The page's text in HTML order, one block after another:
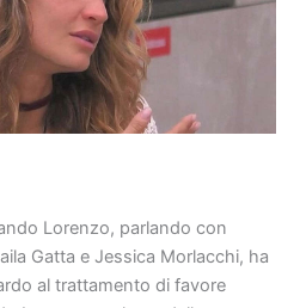
Lorenzo, parlando con
Gatta e Jessica Morlacchi, ha
al trattamento di favore